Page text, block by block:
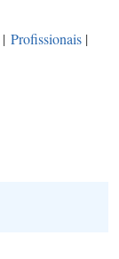
| Profissionais |